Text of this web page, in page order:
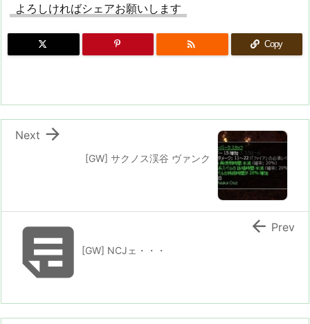
よろしければシェアお願いします
 Copy
[GW] サクノス渓谷 ヴァンク

Next
[GW] NCJェ・・・
 Prev